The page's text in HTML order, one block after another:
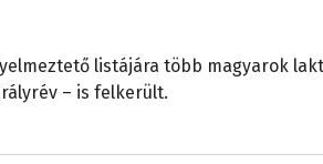
listájára több magyarok
– is felkerült.